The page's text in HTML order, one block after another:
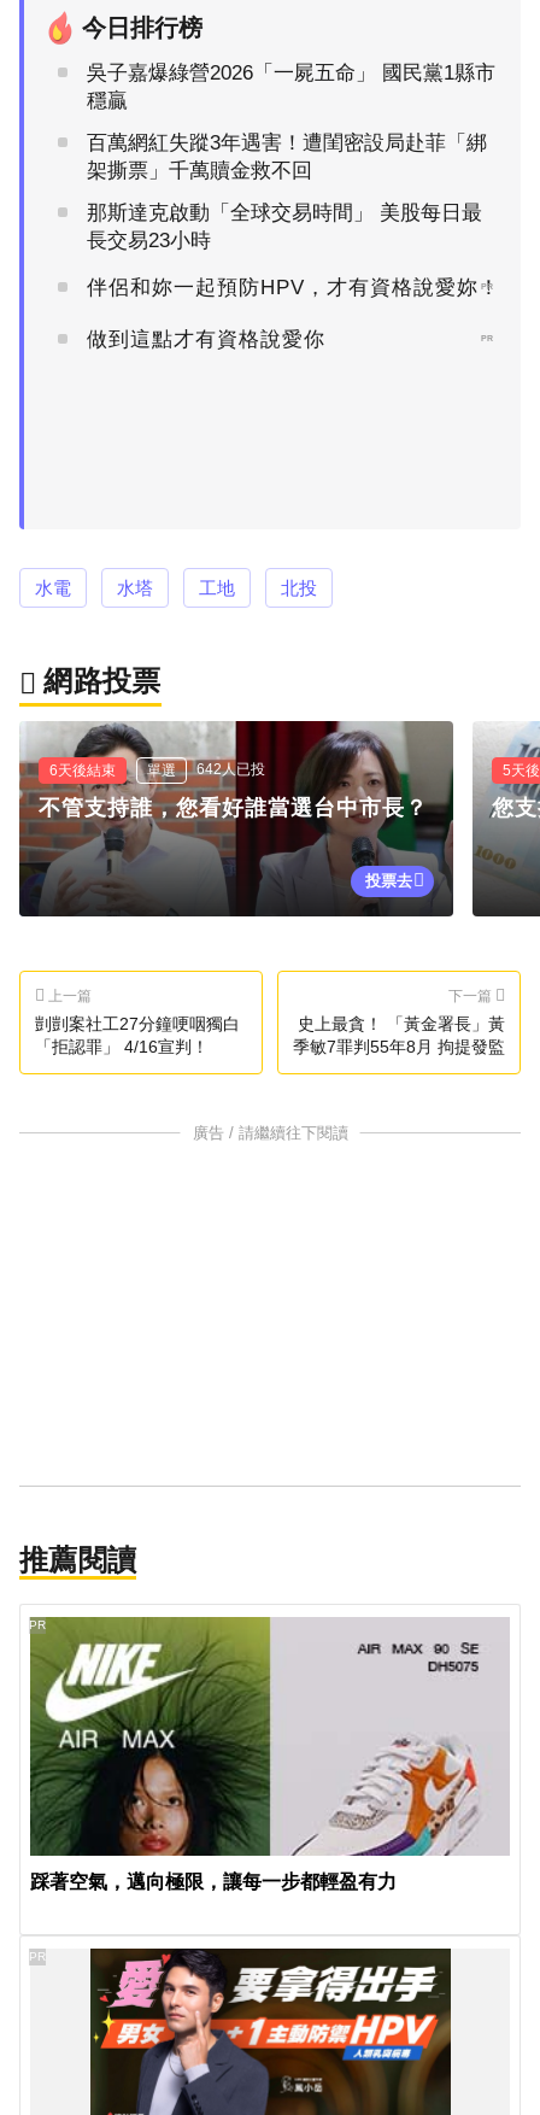
今日排行榜
吳子嘉爆綠營2026「一屍五命」 國民黨1縣市
穩贏
百萬網紅失蹤3年遇害！遭閨密設局赴菲「綁
架撕票」千萬贖金救不回
那斯達克啟動「全球交易時間」 美股每日最
長交易23小時
伴侶和妳一起預防HPV，才有資格說愛妳！
PR
做到這點才有資格說愛你 PR
水電 水塔 工地 北投
網路投票
6天後結束 單選 642人已投
不管支持誰，您看好誰當選台中市長？
投票去
5天
您
上一篇
剴剴案社工27分鐘哽咽獨白
「拒認罪」 4/16宣判！
下一篇
史上最貪！ 「黃金署長」黃
季敏7罪判55年8月 拘提發監
廣告 / 請繼續往下閱讀
推薦閱讀
踩著空氣，邁向極限，讓每一步都輕盈有力
PR
PR